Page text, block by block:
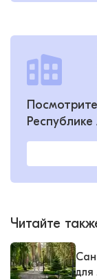
Читайте
для